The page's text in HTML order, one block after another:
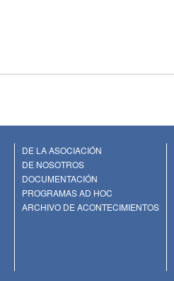
DE LA ASOCIACIÓN
DE NOSOTROS
DOCUMENTACIÓN
PROGRAMAS AD HOC
ARCHIVO DE ACONTECIMIENTOS